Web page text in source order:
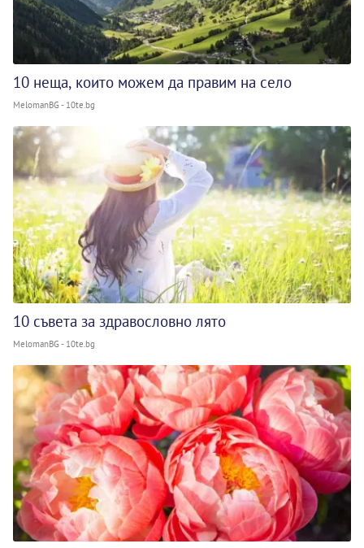
10 неща, които можем да правим на село
MelomanBG - 10te.bg
10 съвета за здравословно лято
MelomanBG - 10te.bg